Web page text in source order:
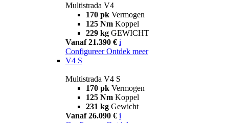
Multistrada V4
170 pk Vermogen
125 Nm Koppel
229 kg GEWICHT
Vanaf 21.390 € i
Configureer Ontdek meer
V4 S
Multistrada V4 S
170 pk Vermogen
125 Nm Koppel
231 kg Gewicht
Vanaf 26.090 € i